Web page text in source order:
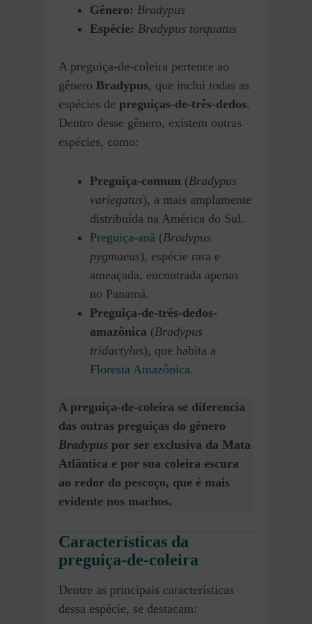
Gênero: Bradypus
Espécie: Bradypus torquatus
A preguiça-de-coleira pertence ao
gênero Bradypus, que inclui todas as
espécies de preguiças-de-três-dedos.
Dentro desse gênero, existem outras
espécies, como:
Preguiça-comum (Bradypus
variegatus), a mais amplamente
distribuída na América do Sul.
Preguiça-anã (Bradypus
pygmaeus), espécie rara e
ameaçada, encontrada apenas
no Panamá.
Preguiça-de-três-dedos-
amazônica (Bradypus
tridactylus), que habita a
Floresta Amazônica.
A preguiça-de-coleira se diferencia
das outras preguiças do gênero
Bradypus por ser exclusiva da Mata
Atlântica e por sua coleira escura
ao redor do pescoço, que é mais
evidente nos machos.
Características da
preguiça-de-coleira
Dentre as principais características
dessa espécie, se destacam: